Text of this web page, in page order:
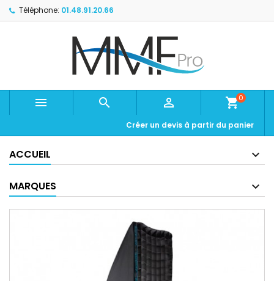
Téléphone: 01.48.91.20.66
   shopping_cart0
Créer un devis à partir du panier
ACCUEIL
MARQUES